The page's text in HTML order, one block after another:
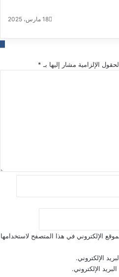
18 مارس، 2025
الإلزامية مشار إليها بـ *
الإلكتروني في هذا المتصفح لاستخدامها
الإلكتروني.
الإلكتروني.